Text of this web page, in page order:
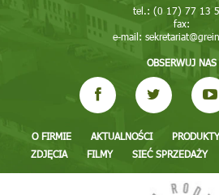
tel.: (0 17) 77 13
fax:
e-mail:
OBSERWUJ NAS
O FIRMIE AKTUALNOŚCI PRODUKTY
ZDJĘCIA
FILMY SIEĆ SPRZEDAŻY